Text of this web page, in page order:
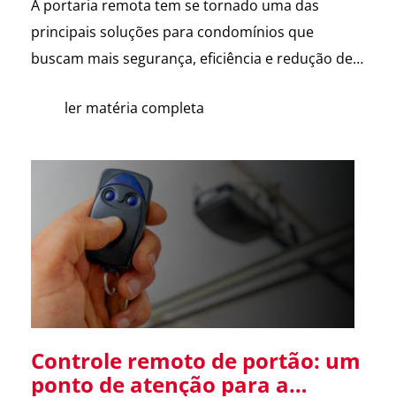
A portaria remota tem se tornado uma das
principais soluções para condomínios que
buscam mais segurança, eficiência e redução de
dificuldade na contratação de mão de obra, cada
avaliando essa alternativa. Para esclarecer as
principais dúvidas, reunimos cortes do nosso
Diretor […]
ler matéria completa
Controle remoto de portão: um
ponto de atenção para a